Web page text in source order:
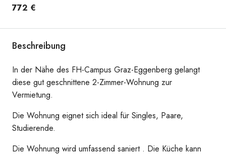
20260731_143825259_iOS
772 €
Beschreibung
In der Nähe des FH-Campus Graz-Eggenberg gelangt
diese gut geschnittene 2-Zimmer-Wohnung zur
Vermietung.
Die Wohnung eignet sich ideal für Singles, Paare,
Studierende.
Die Wohnung wird umfassend saniert . Die Küche kann